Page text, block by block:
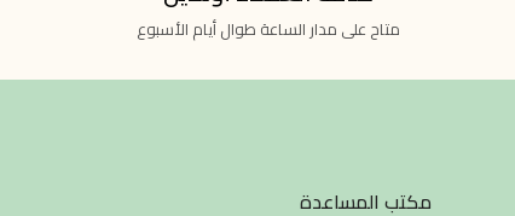
متاح على مدار الساعة طوال أيام الأسبوع
مكتب المساعدة